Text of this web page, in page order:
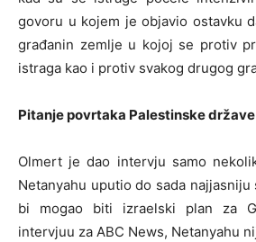
govoru u kojem je objavio ostavku
građanin zemlje u kojoj se protiv
istraga kao i protiv svakog drugog
Pitanje povrtaka Palestinske države
Olmert je dao intervju samo
Netanyahu uputio do sada
bi mogao biti izraelski plan za
intervjuu za ABC News, Netanyahu